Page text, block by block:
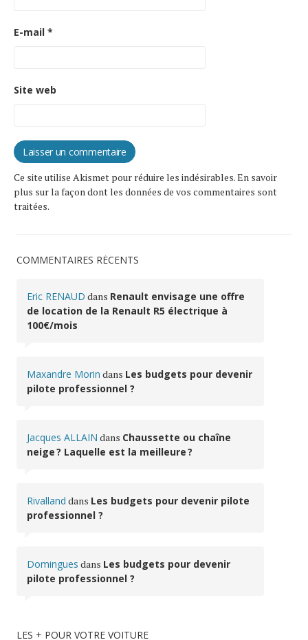
E-mail *
Site web
Ce site utilise Akismet pour réduire les indésirables.En savoir
plus sur la façon dont les données de vos commentaires sont
traitées.
COMMENTAIRES RÉCENTS
Eric RENAUD dans Renault envisage une offre
de location de la Renault R5 électrique à
100€/mois
Maxandre Morin dans Les budgets pour devenir
pilote professionnel ?
Jacques ALLAIN dans Chaussette ou chaîne
neige ? Laquelle est la meilleure ?
Rivalland dans Les budgets pour devenir pilote
professionnel ?
Domingues dans Les budgets pour devenir
pilote professionnel ?
LES + POUR VOTRE VOITURE